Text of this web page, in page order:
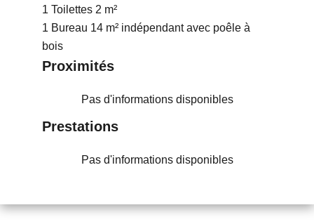
1 Toilettes 2 m²
1 Bureau 14 m² indépendant avec poêle à
bois
Proximités
Pas d'informations disponibles
Prestations
Pas d'informations disponibles